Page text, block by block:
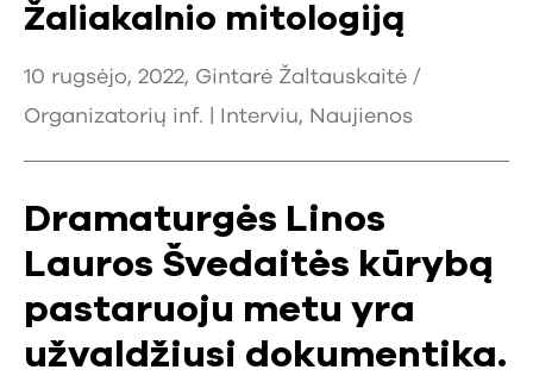
Žaliakalnio mitologiją
10 rugsėjo, 2022, Gintarė Žaltauskaitė /
Organizatorių inf. |
Interviu, Naujienos
Dramaturgės Linos
Lauros Švedaitės kūrybą
pastaruoju metu yra
užvaldžiusi dokumentika.